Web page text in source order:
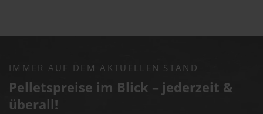
IMMER AUF DEM AKTUELLEN STAND
Pelletspreise im Blick – jederzeit &
überall!